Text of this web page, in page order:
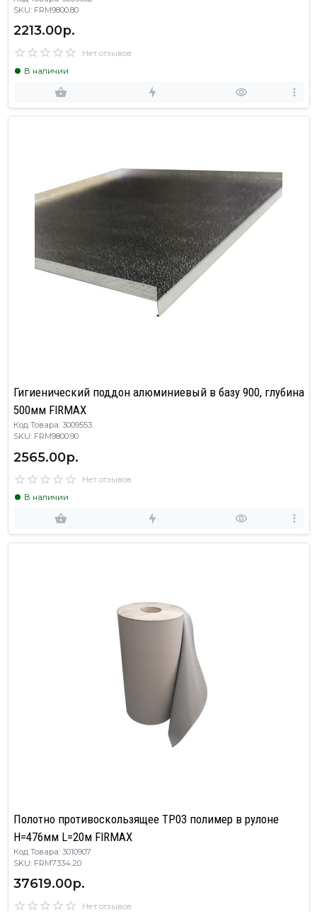
SKU: FRM9800.80
2213.00р.
Нет отзывов
В наличии
Гигиенический поддон алюминиевый в базу 900, глубина
500мм FIRMAX
Код Товара: 3009553
SKU: FRM9800.90
2565.00р.
Нет отзывов
В наличии
Полотно противоскользящее TP03 полимер в рулоне
H=476мм L=20м FIRMAX
Код Товара: 3010907
SKU: FRM7334.20
37619.00р.
Нет отзывов